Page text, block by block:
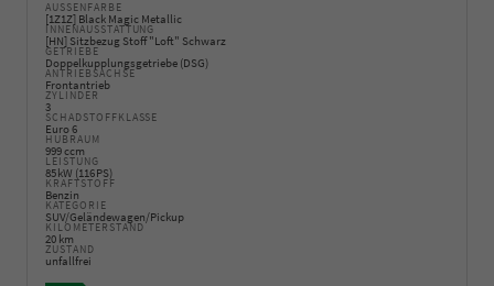
AUSSENFARBE
[1Z1Z] Black Magic Metallic
INNENAUSSTATTUNG
[HN] Sitzbezug Stoff "Loft" Schwarz
GETRIEBE
Doppelkupplungsgetriebe (DSG)
ANTRIEBSACHSE
Frontantrieb
ZYLINDER
3
SCHADSTOFFKLASSE
Euro 6
HUBRAUM
999 ccm
LEISTUNG
85 kW (116 PS)
KRAFTSTOFF
Benzin
KATEGORIE
SUV/Geländewagen/Pickup
KILOMETERSTAND
20 km
ZUSTAND
unfallfrei